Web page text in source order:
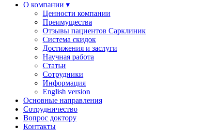
О компании ▾
Ценности компании
Преимущества
Отзывы пациентов Сарклиник
Система скидок
Достижения и заслуги
Научная работа
Статьи
Сотрудники
Информация
English version
Основные направления
Сотрудничество
Вопрос доктору
Контакты